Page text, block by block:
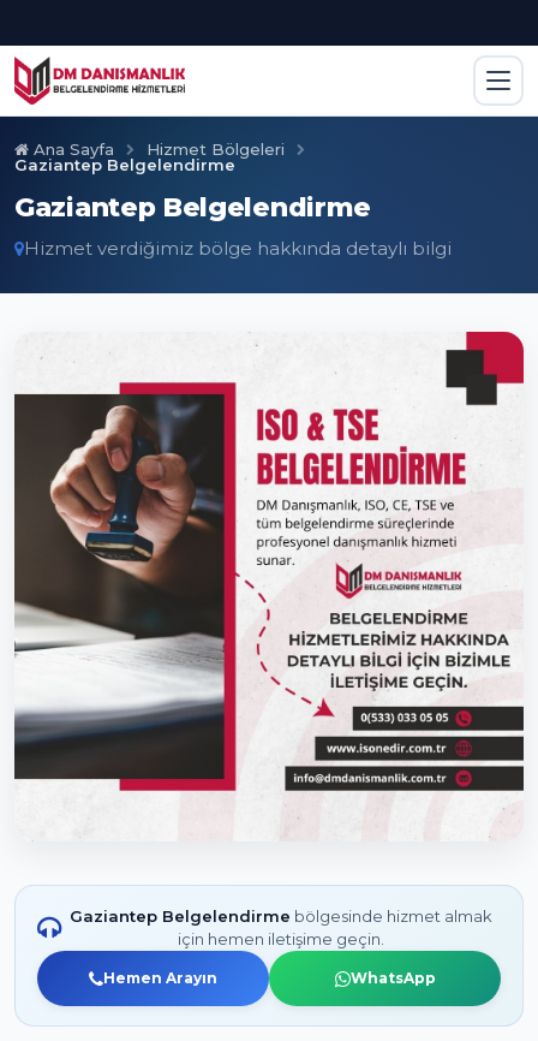
Ana Sayfa
Hizmet Bölgeleri
Gaziantep Belgelendirme
Gaziantep Belgelendirme
Hizmet verdiğimiz bölge hakkında detaylı bilgi
Gaziantep Belgelendirme bölgesinde hizmet almak
için hemen iletişime geçin.
Hemen Arayın WhatsApp